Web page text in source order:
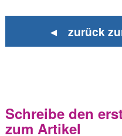
◄ zurück
Schreibe den
zum Artikel